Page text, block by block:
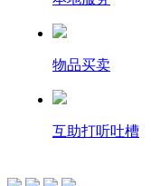
物品买卖
互助打听吐槽